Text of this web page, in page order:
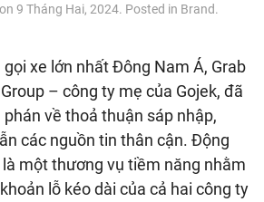
on 9 Tháng Hai, 2024. Posted in Brand.
xe lớn nhất Đông Nam Á, Grab
– công ty mẹ của Gojek, đã
về thoả thuận sáp nhập,
các nguồn tin thân cận. Động
một thương vụ tiềm năng nhằm
lỗ kéo dài của cả hai công ty